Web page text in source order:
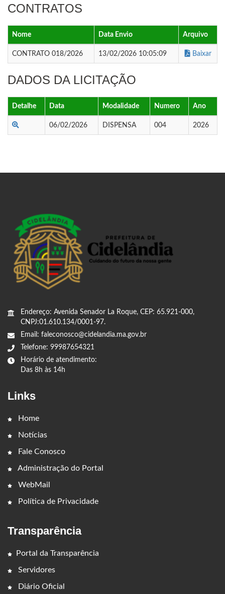
CONTRATOS
Nome Data Envio Arquivo
CONTRATO 018/2026 13/02/2026 10:05:09 Baixar
DADOS DA LICITAÇÃO
Detalhe Data Modalidade Numero Ano
06/02/2026 DISPENSA 004 2026
Endereço: Avenida Senador La Roque, CEP: 65.921-000,
CNPJ:01.610.134/0001-97.
Email: faleconosco@cidelandia.ma.gov.br
Telefone: 99987654321
Horário de atendimento:
Das 8h às 14h
Links
Home
Notícias
Fale Conosco
Administração do Portal
WebMail
Política de Privacidade
Transparência
Portal da Transparência
Servidores
Diário Oficial